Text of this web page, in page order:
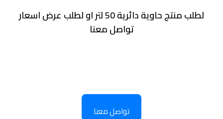
لطلب منتج حاوية دائرية 50 لتر او لطلب عرض اسعار
تواصل معنا
تواصل معنا